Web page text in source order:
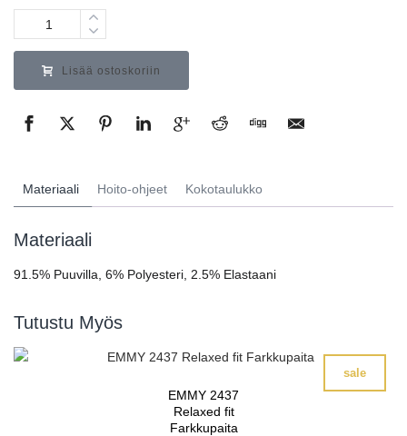
Määrä
Lisää ostoskoriin
Materiaali Hoito-ohjeet Kokotaulukko
Materiaali
91.5% Puuvilla, 6% Polyesteri, 2.5% Elastaani
Tutustu Myös
sale
EMMY 2437
Relaxed fit
Farkkupaita